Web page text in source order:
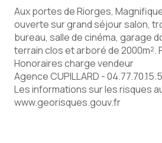
Aux portes de Riorges,
ouverte sur grand séjour salon,
bureau, salle de cinéma, garage
terrain clos et arboré de
Honoraires charge vendeur
Agence CUPILLARD -
Les informations sur les risques
www.georisques.gouv.fr